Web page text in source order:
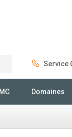
Service
Domaines